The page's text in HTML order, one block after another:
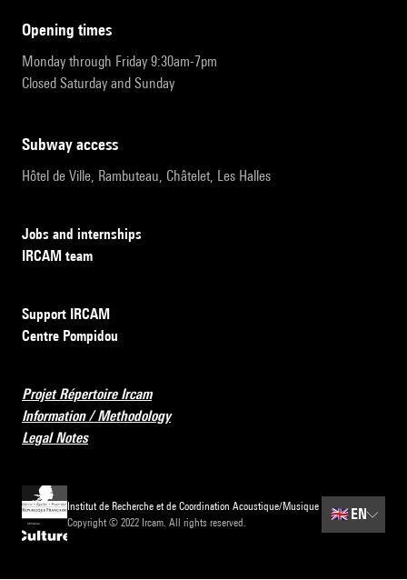
opening times
Monday through Friday 9:30am-7pm
Closed Saturday and Sunday
subway access
Hôtel de Ville, Rambuteau, Châtelet, Les Halles
Jobs and internships
IRCAM team
Support IRCAM
Centre Pompidou
Projet Répertoire Ircam
Information / Methodology
Legal Notes
Institut de Recherche et de Coordination Acoustique/Musique
Copyright © 2022 Ircam. All rights reserved.
🇬🇧 EN